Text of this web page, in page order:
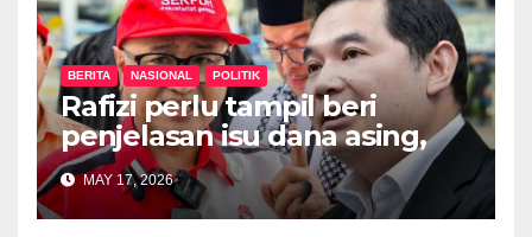
BERITA NASIONAL POLITIK
Rafizi perlu tampil beri
penjelasan isu dana asing,
khianat negara
MAY 17, 2026